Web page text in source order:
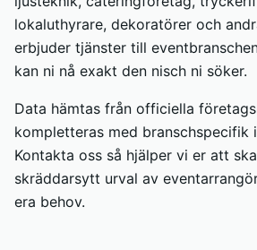
lokaluthyrare, dekoratörer och
erbjuder tjänster till
kan ni nå exakt den nisch ni söker.
Data hämtas från officiella
kompletteras med branschspecifik
Kontakta oss så hjälper vi er att
skräddarsytt urval av
era behov.